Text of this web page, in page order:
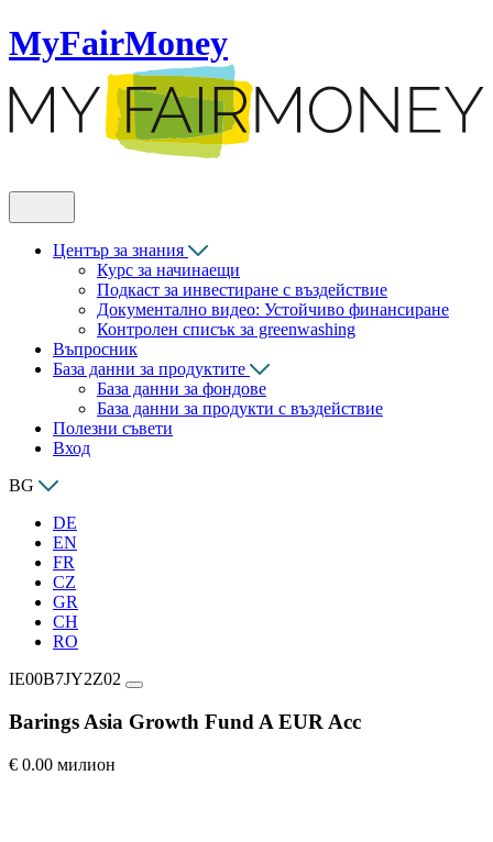
MyFairMoney
Център за знания
Курс за начинаещи
Подкаст за инвестиране с въздействие
Документално видео: Устойчиво финансиране
Контролен списък за greenwashing
Въпросник
База данни за продуктите
База данни за фондове
База данни за продукти с въздействие
Полезни съвети
Вход
BG
DE
EN
FR
CZ
GR
CH
RO
IE00B7JY2Z02
Barings Asia Growth Fund A EUR Acc
€ 0.00 милион